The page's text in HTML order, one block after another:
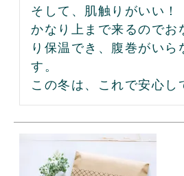
そして、肌触りがいい！
かなり上まで来るのでお
り保温でき、腹巻がいら
す。
この冬は、これで安心し